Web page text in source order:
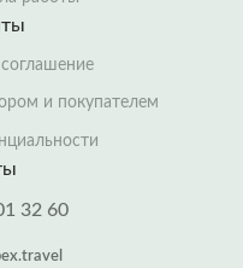
соглашение
и покупателем
32 60